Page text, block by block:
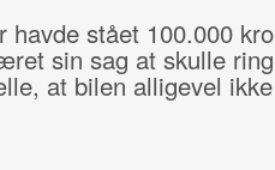
havde stået 100.000
sin sag at skulle
at bilen alligevel